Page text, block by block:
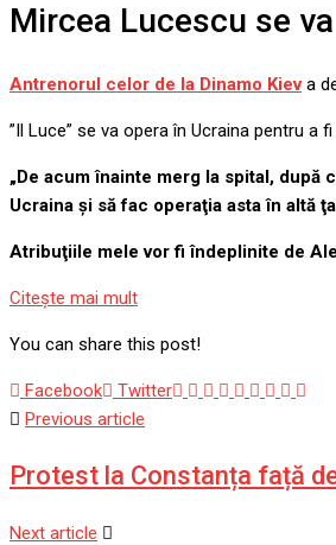
Mircea Lucescu se
Antrenorul celor de la Dinamo Kiev a
”Il Luce” se va opera în Ucraina pentru
„De acum înainte merg la spital,
Ucraina şi să fac operaţia asta în altă
Atribuţiile mele vor fi îndeplinite de
Citeşte mai mult
You can share this post!
Facebook Twitter Google+
LinkedIn
Whatsapp
StumbleUpon
Tumblr
Pinterest
Reddit
Share
Previous article
Protest la Constanța față
Next article